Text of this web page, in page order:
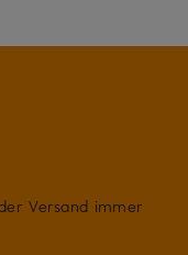
Versand immer